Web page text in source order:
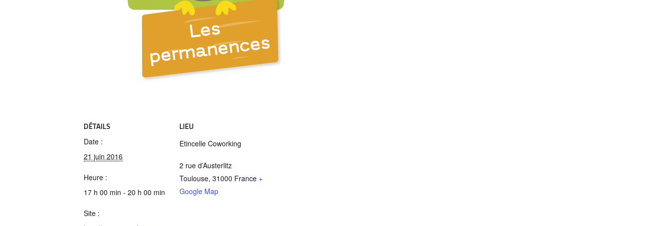
DÉTAILS
Date :
21 juin 2016
Heure :
17 h 00 min - 20 h 00 min
Site :
LIEU
Etincelle Coworking
2 rue d’Austerlitz
Toulouse, 31000 France +
Google Map